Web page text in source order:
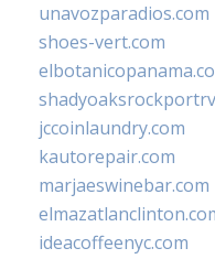
unavozparadios.com
shoes-vert.com
jccoinlaundry.com
kautorepair.com
marjaeswinebar.com
ideacoffeenyc.com